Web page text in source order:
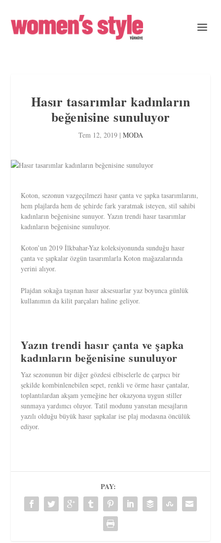
Hasır tasarımlar kadınların
beğenisine sunuluyor
Tem 12, 2019| MODA
Koton, sezonun vazgeçilmezi hasır çanta ve şapka tasarımlarını,
hem plajlarda hem de şehirde fark yaratmak isteyen, stil sahibi
kadınların beğenisine sunuyor. Yazın trendi hasır tasarımlar
kadınların beğenisine sunuluyor.
Koton’un 2019 İlkbahar-Yaz koleksiyonunda sunduğu hasır
çanta ve şapkalar özgün tasarımlarla Koton mağazalarında
yerini alıyor.
Plajdan sokağa taşınan hasır aksesuarlar yaz boyunca günlük
kullanımın da kilit parçaları haline geliyor.
Yazın trendi hasır çanta ve şapka
kadınların beğenisine sunuluyor
Yaz sezonunun bir diğer gözdesi elbiselerle de çarpıcı bir
şekilde kombinlenebilen sepet, renkli ve örme hasır çantalar,
toplantılardan akşam yemeğine her okazyona uygun stiller
sunmaya yardımcı oluyor. Tatil modunu yansıtan mesajların
yazılı olduğu büyük hasır şapkalar ise plaj modasına öncülük
ediyor.
PAY: